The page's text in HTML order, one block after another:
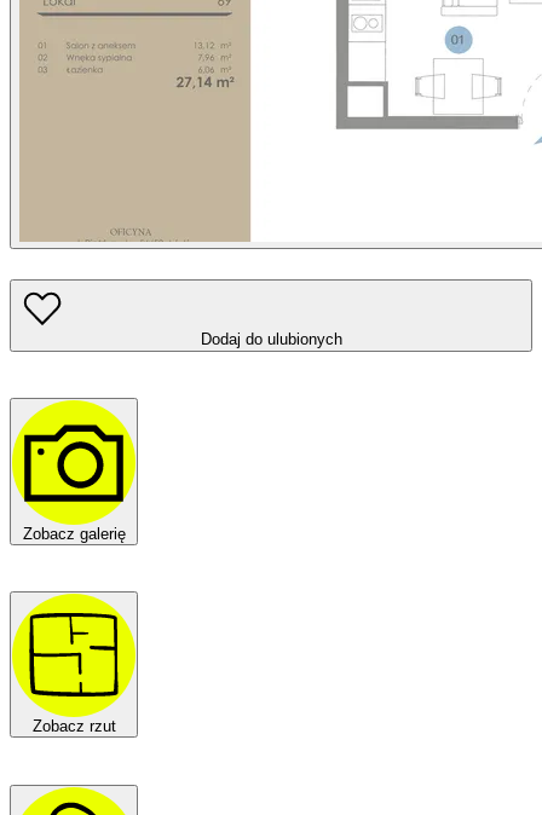
Dodaj do ulubionych
Zobacz galerię
Zobacz rzut